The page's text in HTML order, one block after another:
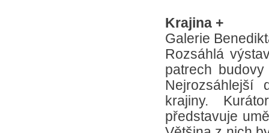
Krajina +
Galerie
Rozsáhlá
patrech
krajiny.
představuje